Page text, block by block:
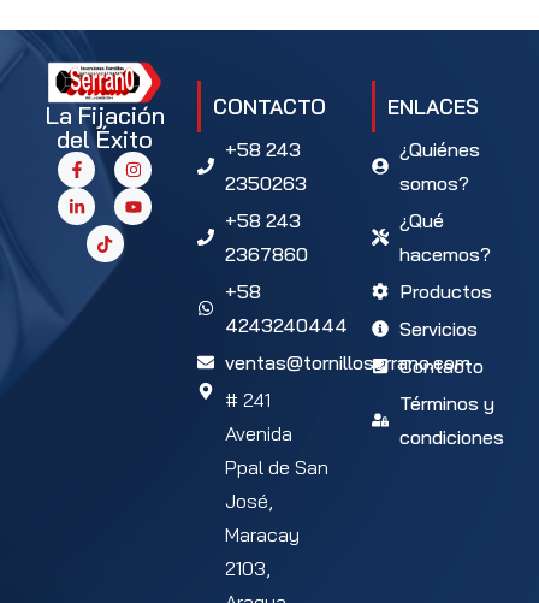
La Fijación
del Éxito
CONTACTO
+58 243
2350263
+58 243
2367860
+58
4243240444
ventas@tornilloserrano.com
# 241
Avenida
Ppal de San
José,
Maracay
2103,
ENLACES
¿Quiénes
somos?
¿Qué
hacemos?
Productos
Servicios
Contacto
Términos y
condiciones